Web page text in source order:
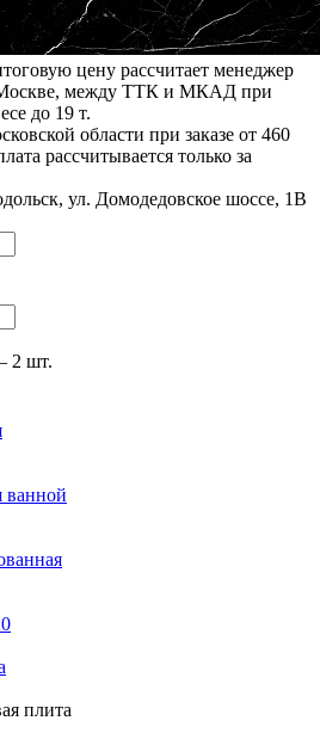
цену рассчитает менеджер
Москве, между ТТК и МКАД при
до 19 т.
области при заказе от 460
рассчитывается только за
ул. Домодедовское шоссе, 1В
2 шт.
ванной
плита